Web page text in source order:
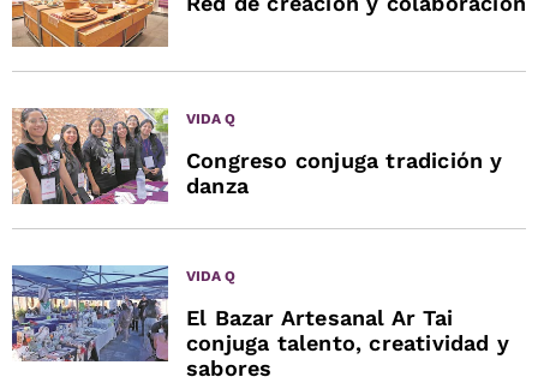
VIDA Q
Congreso conjuga tradición y
danza
VIDA Q
El Bazar Artesanal Ar Tai
conjuga talento, creatividad y
sabores